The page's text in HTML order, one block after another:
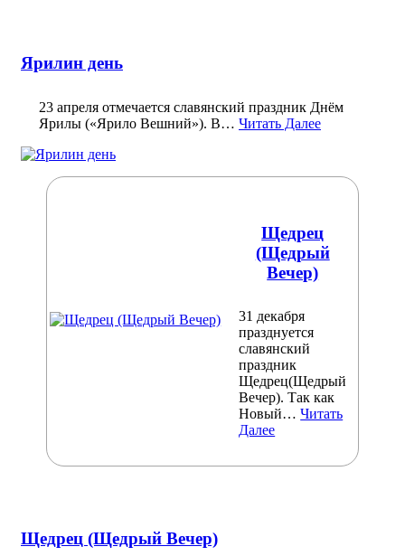
Ярилин день
23 апреля отмечается славянский праздник Днём
Ярилы («Ярило Вешний»). В… Читать Далее
Щедрец
(Щедрый
Вечер)
31 декабря
празднуется
славянский
праздник
Щедрец(Щедрый
Вечер). Так как
Новый…Читать
Далее
Щедрец (Щедрый Вечер)